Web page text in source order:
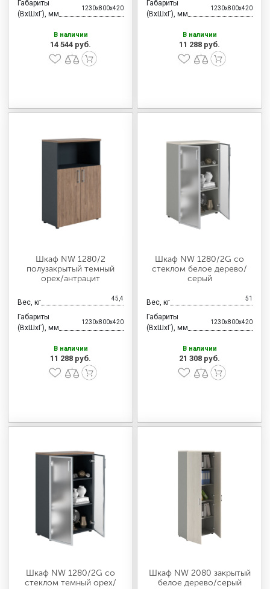
Габариты
(ВхШхГ), мм
1230x800x420
В наличии
14 544 руб.
Габариты
(ВхШхГ), мм
1230x800x420
В наличии
11 288 руб.
Шкаф NW 1280/2
полузакрытый темный
орех/антрацит
Вес, кг 45,4
Габариты
(ВхШхГ), мм
1230x800x420
В наличии
11 288 руб.
Шкаф NW 1280/2G со
стеклом белое дерево/
серый
Вес, кг 51
Габариты
(ВхШхГ), мм
1230x800x420
В наличии
21 308 руб.
Шкаф NW 1280/2G со
стеклом темный орех/
Шкаф NW 2080 закрытый
белое дерево/серый